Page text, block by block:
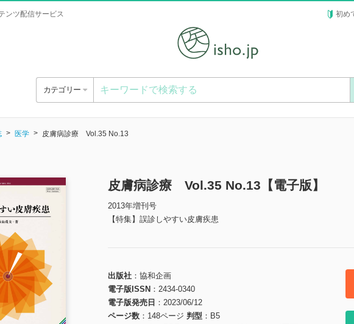
ンツ配信サービス 初め
カテゴリー
医学 皮膚病診療 Vol.35 No.13
皮膚病診療 Vol.35 No.13【電子版】
2013年増刊号
【特集】誤診しやすい皮膚疾患
出版社
協和企画
電子版ISSN
2434-0340
電子版発売日
2023/06/12
ページ数
148ページ 判型
B5